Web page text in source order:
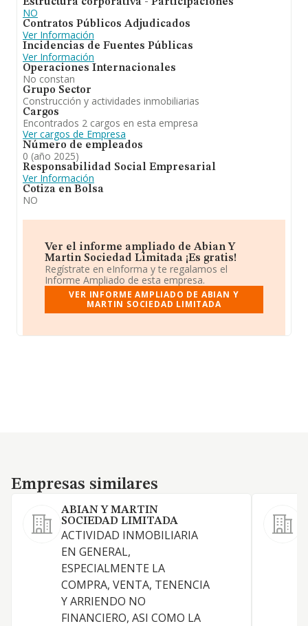
NO
Contratos Públicos Adjudicados
Ver Información
Incidencias de Fuentes Públicas
Ver Información
Operaciones Internacionales
No constan
Grupo Sector
Construcción y actividades inmobiliarias
Cargos
Encontrados 2 cargos en esta empresa
Ver cargos de Empresa
Número de empleados
0 (año 2025)
Responsabilidad Social Empresarial
Ver Información
Cotiza en Bolsa
NO
Ver el informe ampliado de Abian Y
Martin Sociedad Limitada ¡Es gratis!
Regístrate en eInforma y te regalamos el
Informe Ampliado de esta empresa.
VER INFORME AMPLIADO DE ABIAN Y
MARTIN SOCIEDAD LIMITADA
Empresas similares
Empresas similares
ABIAN Y MARTIN
SOCIEDAD LIMITADA
ACTIVIDAD INMOBILIARIA
EN GENERAL,
ESPECIALMENTE LA
COMPRA, VENTA, TENENCIA
Y ARRIENDO NO
FINANCIERO, ASI COMO LA